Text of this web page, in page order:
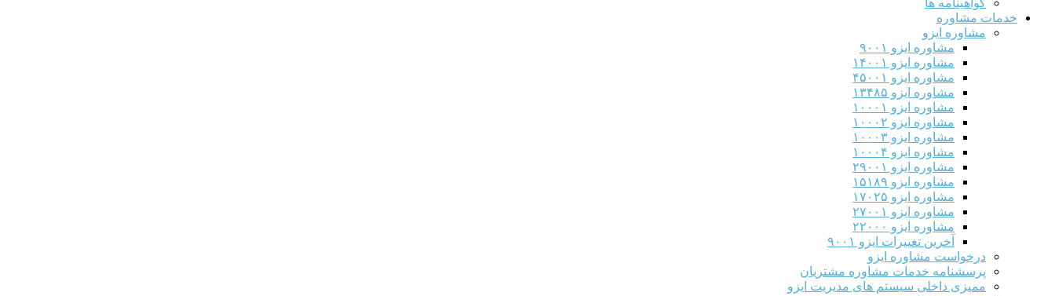
خدمات مشاوره
مشاوره ایزو
مشاوره ایزو ۹۰۰۱
مشاوره ایزو ۱۴۰۰۱
مشاوره ایزو ۴۵۰۰۱
مشاوره ایزو ۱۳۴۸۵
مشاوره ایزو ۱۰۰۰۱
مشاوره ایزو ۱۰۰۰۲
مشاوره ایزو ۱۰۰۰۳
مشاوره ایزو ۱۰۰۰۴
مشاوره ایزو ۲۹۰۰۱
مشاوره ایزو ۱۵۱۸۹
مشاوره ایزو ۱۷۰۲۵
مشاوره ایزو ۲۷۰۰۱
مشاوره ایزو ۲۲۰۰۰
آخرین تغییرات ایزو ۹۰۰۱
درخواست مشاوره ایزو
پرسشنامه خدمات مشاوره مشتریان
ممیزی داخلی سیستم های مدیریت ایزو